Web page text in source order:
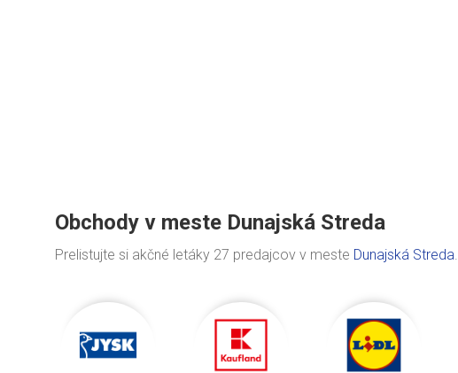
Obchody v meste Dunajská Streda
Prelistujte si akčné letáky 27 predajcov v meste Dunajská Streda.